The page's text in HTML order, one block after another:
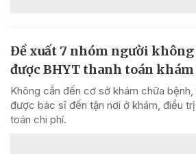
Đề xuất 7 nhóm người không
được BHYT thanh toán
Không cần đến cơ sở khám chữa
được bác sĩ đến tận nơi ở khám, điều
toán chi phí.